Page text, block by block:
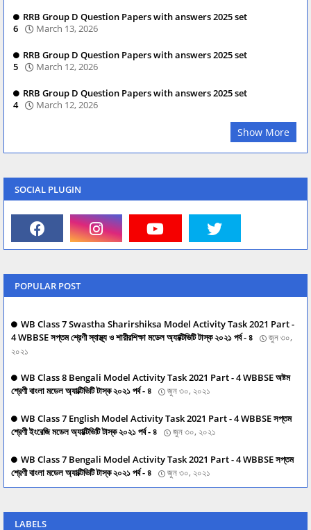
RRB Group D Question Papers with answers 2025 set
6
March 13, 2026
RRB Group D Question Papers with answers 2025 set
5
March 12, 2026
RRB Group D Question Papers with answers 2025 set
4
March 12, 2026
Show More
SOCIAL PLUGIN
POPULAR POST
WB Class 7 Swastha Sharirshiksa Model Activity Task 2021 Part -
4 WBBSE সপ্তম শ্রেণী স্বাস্থ্য ও শারীরশিক্ষা মডেল অ্যাক্টিভিটি টাস্ক ২০২১ পর্ব - ৪
জুন ৩০,
২০২১
WB Class 8 Bengali Model Activity Task 2021 Part - 4 WBBSE অষ্টম
শ্রেণী বাংলা মডেল অ্যাক্টিভিটি টাস্ক ২০২১ পর্ব - ৪
জুন ৩০, ২০২১
WB Class 7 English Model Activity Task 2021 Part - 4 WBBSE সপ্তম
শ্রেণী ইংরেজি মডেল অ্যাক্টিভিটি টাস্ক ২০২১ পর্ব - ৪
জুন ৩০, ২০২১
WB Class 7 Bengali Model Activity Task 2021 Part - 4 WBBSE সপ্তম
শ্রেণী বাংলা মডেল অ্যাক্টিভিটি টাস্ক ২০২১ পর্ব - ৪
জুন ৩০, ২০২১
LABELS